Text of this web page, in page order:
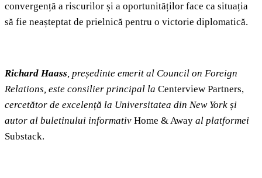
convergență a riscurilor și a oportunităților face ca situația
să fie neașteptat de prielnică pentru o victorie diplomatică.
Richard Haass, președinte emerit al Council on Foreign
Relations, este consilier principal la Centerview Partners,
cercetător de excelență la Universitatea din New York și
autor al buletinului informativ Home & Away al platformei
Substack.